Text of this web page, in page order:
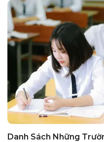
Danh Sách Những